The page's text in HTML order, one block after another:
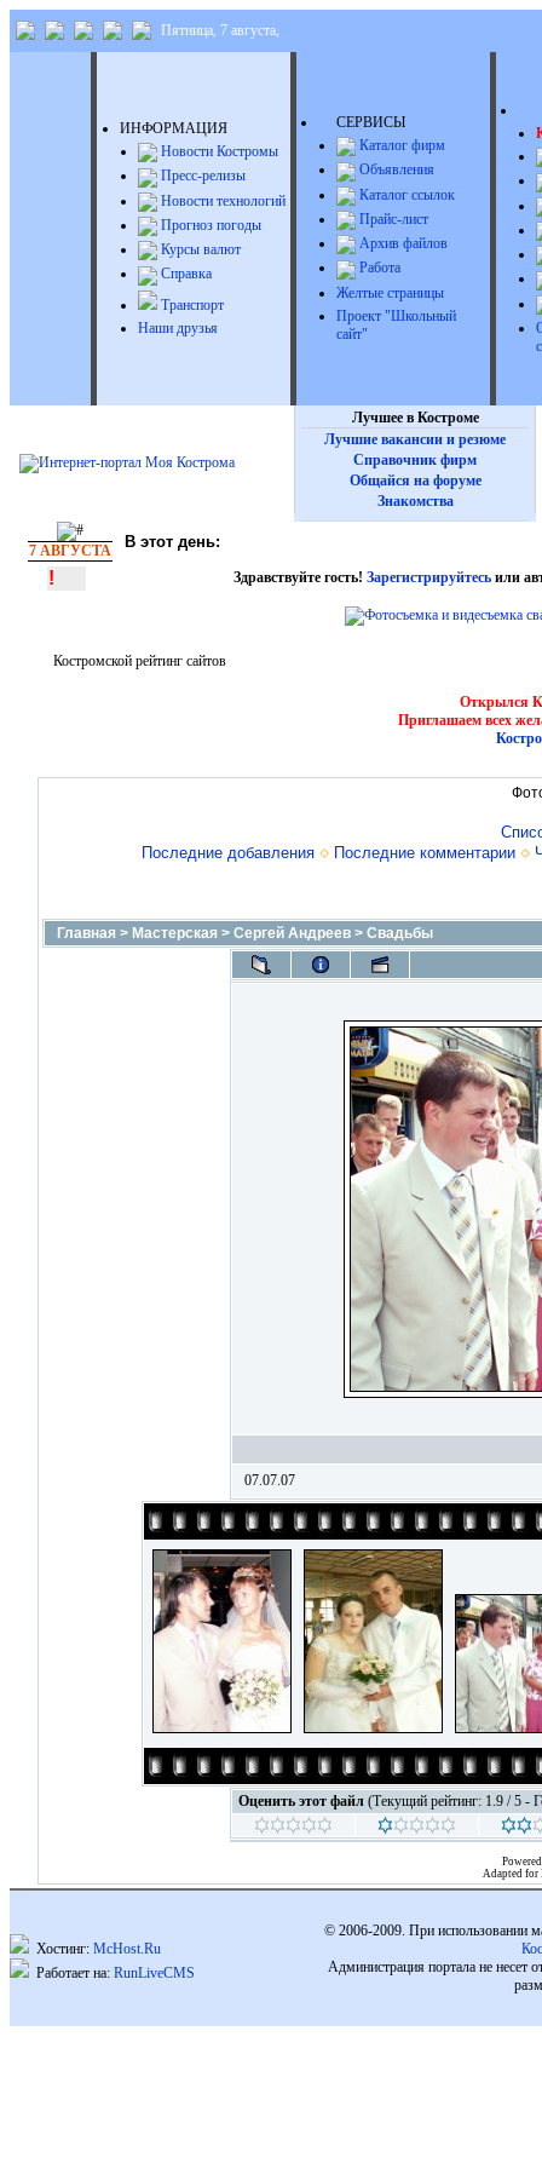
Пятница, 7 августа,
ИНФОРМАЦИЯ
Новости Костромы
Пресс-релизы
Новости технологий
Прогноз погоды
Курсы валют
Справка
Транспорт
Наши друзья
СЕРВИСЫ
Каталог фирм
Объявления
Каталог ссылок
Прайс-лист
Архив файлов
Работа
Желтые страницы
Проект "Школьный
сайт"
Лучшее в Костроме
Лучшие вакансии и резюме
Справочник фирм
Общайся на форуме
Знакомства
7 АВГУСТА В этот день:
! Здравствуйте гость! Зарегистрируйтесьили
Костромской рейтинг сайтов
Открылся
Приглашаем всех
Последние добавления
Последние комментарии
Главная > Мастерская > Сергей Андреев> Свадьбы
07.07.07
Оценить этот файл (Текущий рейтинг: 1.9 / 5 -
Adapted for
Хостинг: McHost.Ru
Работает на: RunLiveCMS
© 2006-2009. При использовании
Администрация портала не несет